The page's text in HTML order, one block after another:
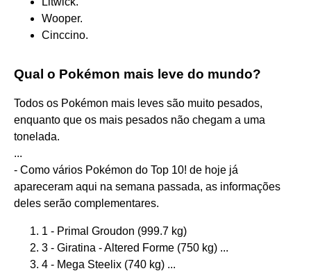
Wooper.
Cinccino.
Qual o Pokémon mais leve do mundo?
Todos os Pokémon mais leves são muito pesados,
enquanto que os mais pesados não chegam a uma
tonelada.
...
- Como vários Pokémon do Top 10! de hoje já
apareceram aqui na semana passada, as informações
deles serão complementares.
1 - Primal Groudon (999.7 kg)
3 - Giratina - Altered Forme (750 kg) ...
4 - Mega Steelix (740 kg) ...